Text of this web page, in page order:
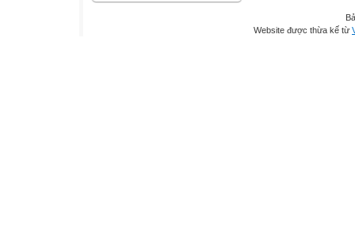
Website được thừa kế từ